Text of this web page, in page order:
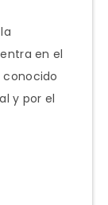
en el
conocido
y por el